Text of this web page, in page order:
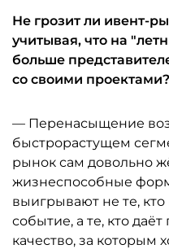
Не грозит ли ивент-
учитывая, что на
больше
со своими проектами?
— Перенасыщение
быстрорастущем
рынок сам довольно
жизнеспособные
выигрывают не те,
событие, а те, кто
качество, за которым